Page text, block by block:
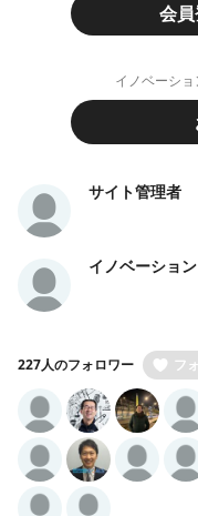
会
イノベーシ
サイト管理者
イノベーショ
227人のフォロワー フ